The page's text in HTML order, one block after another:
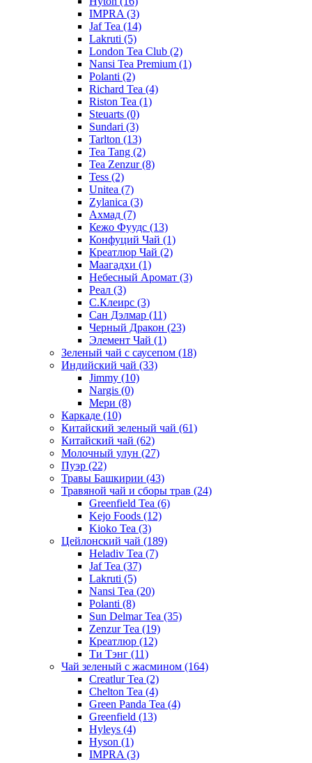
IMPRA (3)
Jaf Tea (14)
Lakruti (5)
London Tea Club (2)
Nansi Tea Premium (1)
Polanti (2)
Richard Tea (4)
Riston Tea (1)
Steuarts (0)
Sundari (3)
Tarlton (13)
Tea Tang (2)
Tea Zenzur(8)
Tess (2)
Unitea (7)
Zylanica (3)
Ахмад (7)
Кежо Фуудс (13)
Конфуций Чай (1)
Креатлюр Чай (2)
Маагадхи (1)
Небесный Аромат (3)
Реал (3)
С.Клеирс (3)
Сан Дэлмар (11)
Черный Дракон (23)
Элемент Чай (1)
Зеленый чай с саусепом (18)
Индийский чай (33)
Jimmy (10)
Nargis (0)
Мери (8)
Каркаде (10)
Китайский зеленый чай (61)
Китайский чай (62)
Молочный улун (27)
Пуэр (22)
Травы Башкирии (43)
Травяной чай и сборы трав (24)
Greenfield Tea (6)
Kejo Foods (12)
Kioko Tea (3)
Цейлонский чай (189)
Heladiv Tea (7)
Jaf Tea (37)
Lakruti (5)
Nansi Tea (20)
Polanti (8)
Sun Delmar Tea (35)
Zenzur Tea (19)
Креатлюр (12)
Ти Тэнг (11)
Чай зеленый с жасмином (164)
Creatlur Tea (2)
Chelton Tea (4)
Green Panda Tea (4)
Greenfield (13)
Hyleys (4)
Hyson (1)
IMPRA (3)